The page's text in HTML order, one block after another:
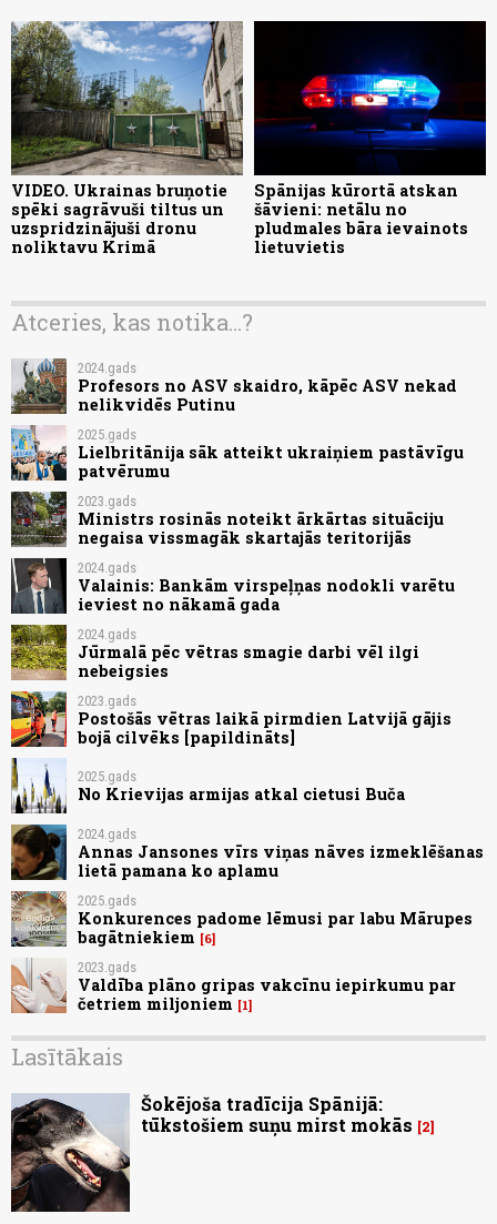
VIDEO. Ukrainas bruņotie
spēki sagrāvuši tiltus un
uzspridzinājuši dronu
noliktavu Krimā
Spānijas kūrortā atskan
šāvieni: netālu no
pludmales bāra ievainots
lietuvietis
Atceries, kas notika...?
2024.gads
Profesors no ASV skaidro, kāpēc ASV nekad
nelikvidēs Putinu
2025.gads
Lielbritānija sāk atteikt ukraiņiem pastāvīgu
patvērumu
2023.gads
Ministrs rosinās noteikt ārkārtas situāciju
negaisa vissmagāk skartajās teritorijās
2024.gads
Valainis: Bankām virspeļņas nodokli varētu
ieviest no nākamā gada
2024.gads
Jūrmalā pēc vētras smagie darbi vēl ilgi
nebeigsies
2023.gads
Postošās vētras laikā pirmdien Latvijā gājis
bojā cilvēks [papildināts]
2025.gads
No Krievijas armijas atkal cietusi Buča
2024.gads
Annas Jansones vīrs viņas nāves izmeklēšanas
lietā pamana ko aplamu
2025.gads
Konkurences padome lēmusi par labu Mārupes
bagātniekiem
6
2023.gads
Valdība plāno gripas vakcīnu iepirkumu par
četriem miljoniem
1
Lasītākais
Šokējoša tradīcija Spānijā:
tūkstošiem suņu mirst mokās
2